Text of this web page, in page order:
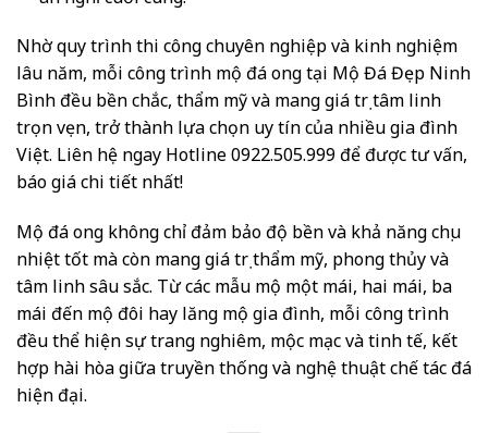
Nhờ quy trình thi công chuyên nghiệp và kinh nghiệm
lâu năm, mỗi công trình mộ đá ong tại Mộ Đá Đẹp Ninh
Bình đều bền chắc, thẩm mỹ và mang giá trị tâm linh
trọn vẹn, trở thành lựa chọn uy tín của nhiều gia đình
Việt. Liên hệ ngay Hotline 0922.505.999 để được tư vấn,
báo giá chi tiết nhất!
Mộ đá ong không chỉ đảm bảo độ bền và khả năng chịu
nhiệt tốt mà còn mang giá trị thẩm mỹ, phong thủy và
tâm linh sâu sắc. Từ các mẫu mộ một mái, hai mái, ba
mái đến mộ đôi hay lăng mộ gia đình, mỗi công trình
đều thể hiện sự trang nghiêm, mộc mạc và tinh tế, kết
hợp hài hòa giữa truyền thống và nghệ thuật chế tác đá
hiện đại.